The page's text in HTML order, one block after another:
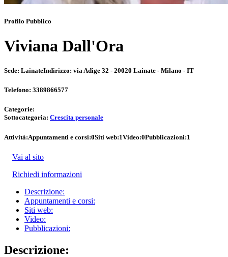
Profilo Pubblico
Viviana Dall'Ora
Sede: LainateIndirizzo: via Adige 32 - 20020 Lainate - Milano - IT
Telefono: 3389866577
Categorie:
Sottocategoria: Crescita personale
Attività:Appuntamenti e corsi:0Siti web:1Video:0Pubblicazioni:1
Vai al sito
Richiedi informazioni
Descrizione:
Appuntamenti e corsi:
Siti web:
Video:
Pubblicazioni:
Descrizione: